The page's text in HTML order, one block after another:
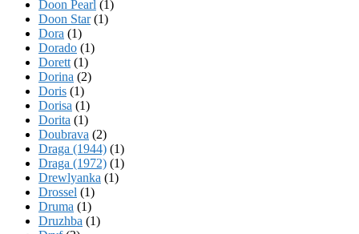
Doon Pearl (1)
Doon Star(1)
Dora (1)
Dorado (1)
Dorett (1)
Dorina (2)
Doris (1)
Dorisa (1)
Dorita (1)
Doubrava (2)
Draga (1944) (1)
Draga (1972) (1)
Drewlyanka (1)
Drossel (1)
Druma (1)
Druzhba (1)